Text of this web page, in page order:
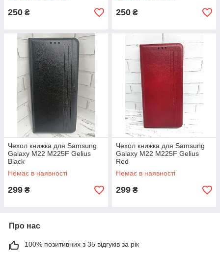
250 ₴ 250 ₴
Чехол книжка для Samsung
Galaxy M22 M225F Gelius
Black
Немає в наявності
299 ₴
Чехол книжка для Samsung
Galaxy M22 M225F Gelius
Red
Немає в наявності
299 ₴
Про нас
100% позитивних з 35 відгуків за рік